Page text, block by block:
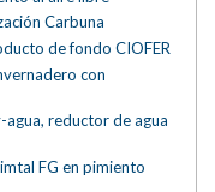
Carbuna
de fondo CIOFER
con
reductor de agua
FG en pimiento